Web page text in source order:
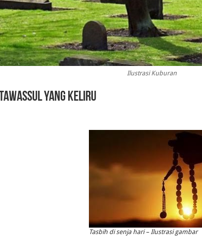
Ilustrasi Kuburan
Tawassul yang Keliru
Tasbih di senja hari – Ilustrasi gambar